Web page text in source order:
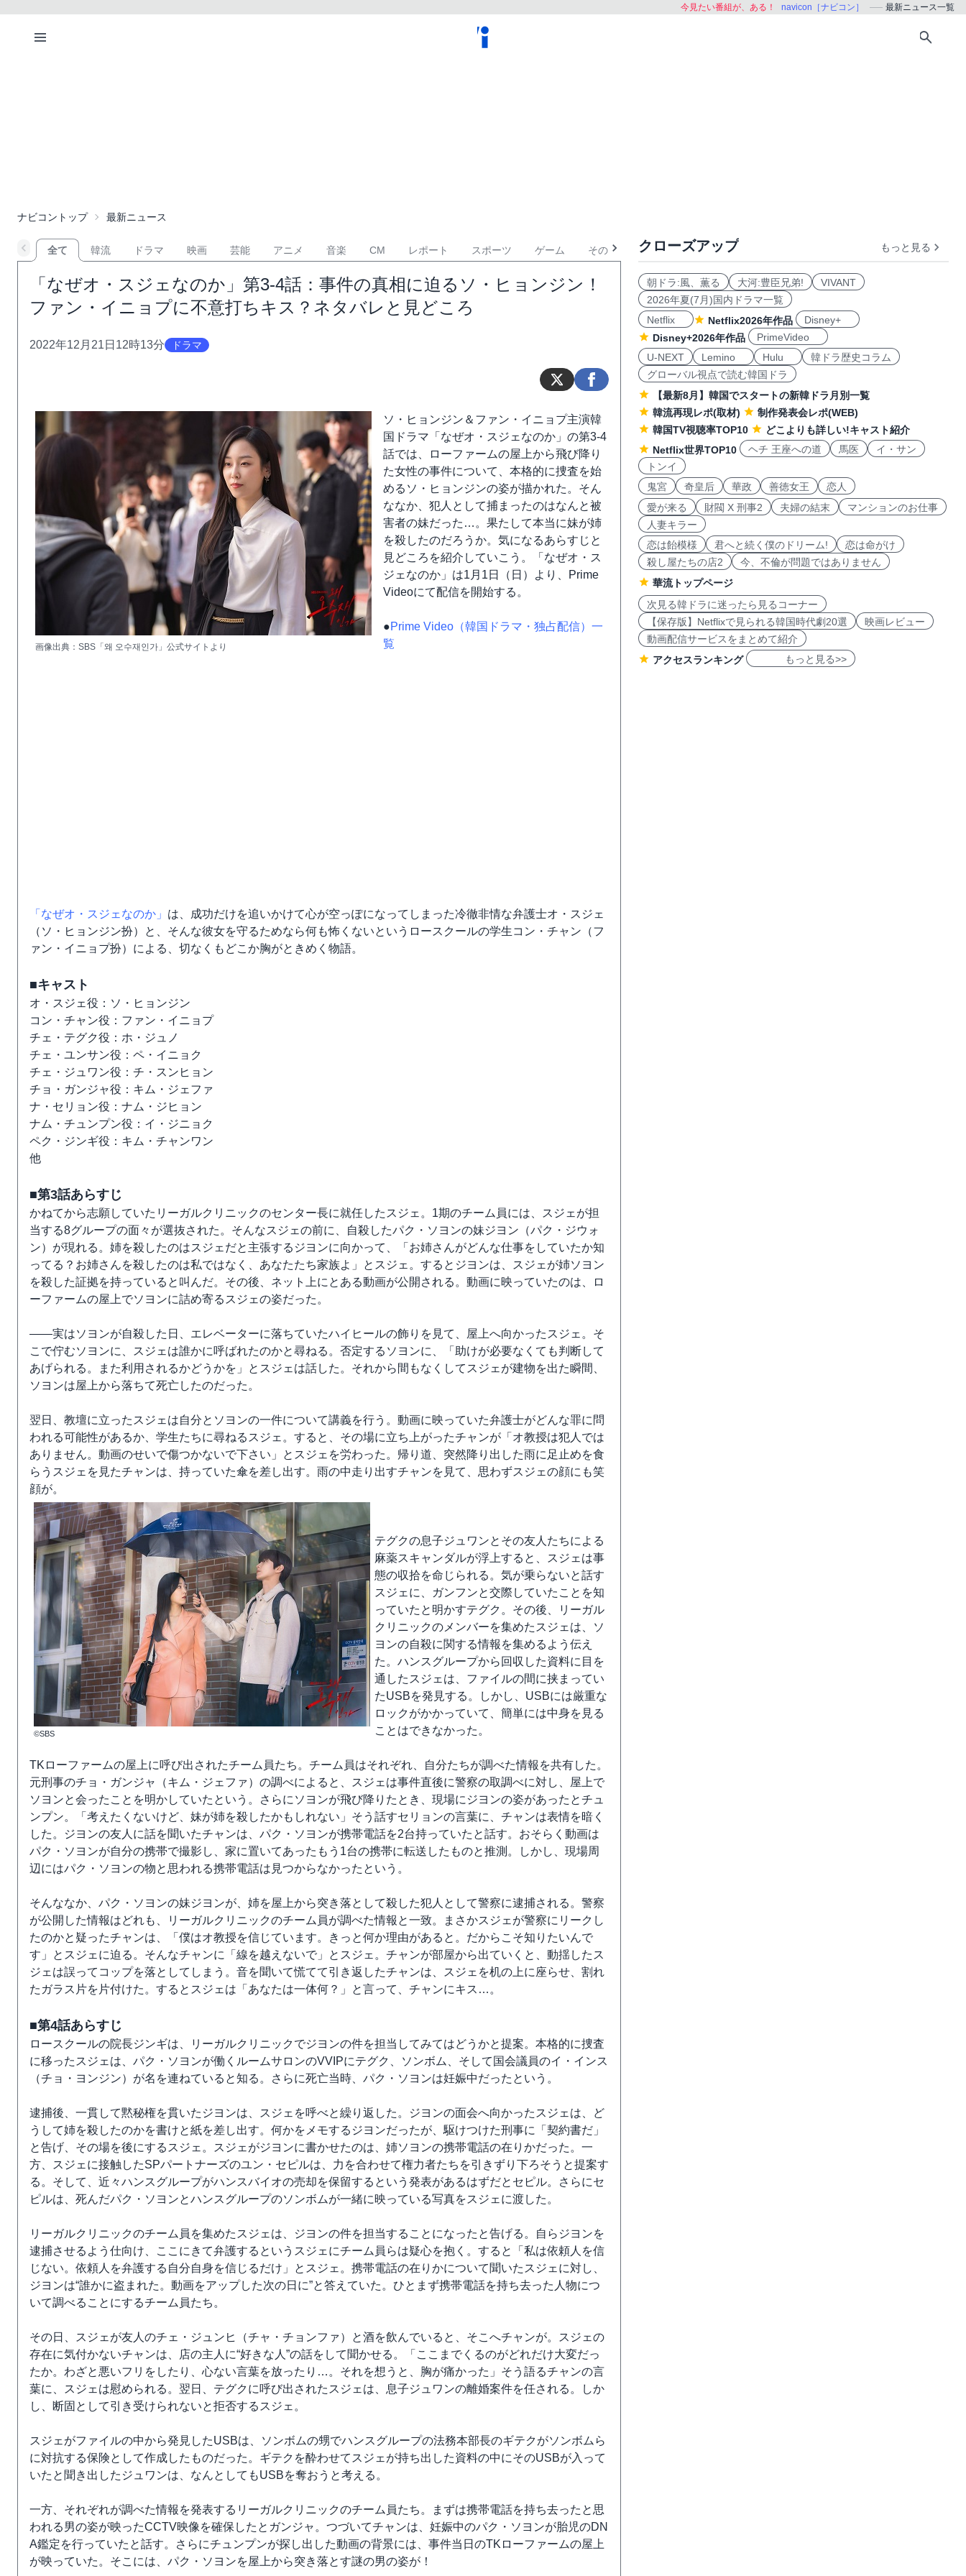
今見たい番組が、ある！ navicon［ナビコン］ 最新ニュース一覧
ナビコントップ 最新ニュース
全て 韓流 ドラマ 映画 芸能 アニメ 音楽 CM レポート スポーツ ゲーム その他
「なぜオ・スジェなのか」第3-4話：事件の真相に迫るソ・ヒョンジン！
ファン・イニョプに不意打ちキス？ネタバレと見どころ
2022年12月21日12時13分 ドラマ
画像出典：SBS「왜 오수재인가」公式サイトより
ソ・ヒョンジン＆ファン・イニョプ主演韓
国ドラマ「なぜオ・スジェなのか」の第3-4
話では、ローファームの屋上から飛び降り
た女性の事件について、本格的に捜査を始
めるソ・ヒョンジンの姿が描かれた。そん
ななか、犯人として捕まったのはなんと被
害者の妹だった…。果たして本当に妹が姉
を殺したのだろうか。気になるあらすじと
見どころを紹介していこう。「なぜオ・ス
ジェなのか」は1月1日（日）より、Prime
Videoにて配信を開始する。
●Prime Video（韓国ドラマ・独占配信）一
覧
「なぜオ・スジェなのか」 は、成功だけを追いかけて心が空っぽになってしまった冷徹非情な弁護士オ・スジェ
（ソ・ヒョンジン扮）と、そんな彼女を守るためなら何も怖くないというロースクールの学生コン・チャン（フ
ァン・イニョプ扮）による、切なくもどこか胸がときめく物語。
■キャスト
オ・スジェ役：ソ・ヒョンジン
コン・チャン役：ファン・イニョプ
チェ・テグク役：ホ・ジュノ
チェ・ユンサン役：ペ・イニョク
チェ・ジュワン役：チ・スンヒョン
チョ・ガンジャ役：キム・ジェファ
ナ・セリョン役：ナム・ジヒョン
ナム・チュンプン役：イ・ジニョク
ペク・ジンギ役：キム・チャンワン
他
■第3話あらすじ
かねてから志願していたリーガルクリニックのセンター長に就任したスジェ。1期のチーム員には、スジェが担
当する8グループの面々が選抜された。そんなスジェの前に、自殺したパク・ソヨンの妹ジヨン（パク・ジウォ
ン）が現れる。姉を殺したのはスジェだと主張するジヨンに向かって、「お姉さんがどんな仕事をしていたか知
ってる？お姉さんを殺したのは私ではなく、あなたたち家族よ」とスジェ。するとジヨンは、スジェが姉ソヨン
を殺した証拠を持っていると叫んだ。その後、ネット上にとある動画が公開される。動画に映っていたのは、ロ
ーファームの屋上でソヨンに詰め寄るスジェの姿だった。
――実はソヨンが自殺した日、エレベーターに落ちていたハイヒールの飾りを見て、屋上へ向かったスジェ。そ
こで佇むソヨンに、スジェは誰かに呼ばれたのかと尋ねる。否定するソヨンに、「助けが必要なくても判断して
あげられる。また利用されるかどうかを」とスジェは話した。それから間もなくしてスジェが建物を出た瞬間、
ソヨンは屋上から落ちて死亡したのだった。
翌日、教壇に立ったスジェは自分とソヨンの一件について講義を行う。動画に映っていた弁護士がどんな罪に問
われる可能性があるか、学生たちに尋ねるスジェ。すると、その場に立ち上がったチャンが「オ教授は犯人では
ありません。動画のせいで傷つかないで下さい」とスジェを労わった。帰り道、突然降り出した雨に足止めを食
らうスジェを見たチャンは、持っていた傘を差し出す。雨の中走り出すチャンを見て、思わずスジェの顔にも笑
顔が。
©SBS
テグクの息子ジュワンとその友人たちによる
麻薬スキャンダルが浮上すると、スジェは事
態の収拾を命じられる。気が乗らないと話す
スジェに、ガンフンと交際していたことを知
っていたと明かすテグク。その後、リーガル
クリニックのメンバーを集めたスジェは、ソ
ヨンの自殺に関する情報を集めるよう伝え
た。ハンスグループから回収した資料に目を
通したスジェは、ファイルの間に挟まってい
たUSBを発見する。しかし、USBには厳重な
ロックがかかっていて、簡単には中身を見る
ことはできなかった。
TKローファームの屋上に呼び出されたチーム員たち。チーム員はそれぞれ、自分たちが調べた情報を共有した。
元刑事のチョ・ガンジャ（キム・ジェファ）の調べによると、スジェは事件直後に警察の取調べに対し、屋上で
ソヨンと会ったことを明かしていたという。さらにソヨンが飛び降りたとき、現場にジヨンの姿があったとチュ
ンプン。「考えたくないけど、妹が姉を殺したかもしれない」そう話すセリョンの言葉に、チャンは表情を暗く
した。ジヨンの友人に話を聞いたチャンは、パク・ソヨンが携帯電話を2台持っていたと話す。おそらく動画は
パク・ソヨンが自分の携帯で撮影し、家に置いてあったもう1台の携帯に転送したものと推測。しかし、現場周
辺にはパク・ソヨンの物と思われる携帯電話は見つからなかったという。
そんななか、パク・ソヨンの妹ジヨンが、姉を屋上から突き落として殺した犯人として警察に逮捕される。警察
が公開した情報はどれも、リーガルクリニックのチーム員が調べた情報と一致。まさかスジェが警察にリークし
たのかと疑ったチャンは、「僕はオ教授を信じています。きっと何か理由があると。だからこそ知りたいんで
す」とスジェに迫る。そんなチャンに「線を越えないで」とスジェ。チャンが部屋から出ていくと、動揺したス
ジェは誤ってコップを落としてしまう。音を聞いて慌てて引き返したチャンは、スジェを机の上に座らせ、割れ
たガラス片を片付けた。するとスジェは「あなたは一体何？」と言って、チャンにキス…。
■第4話あらすじ
ロースクールの院長ジンギは、リーガルクリニックでジヨンの件を担当してみてはどうかと提案。本格的に捜査
に移ったスジェは、パク・ソヨンが働くルームサロンのVVIPにテグク、ソンボム、そして国会議員のイ・インス
（チョ・ヨンジン）が名を連ねていると知る。さらに死亡当時、パク・ソヨンは妊娠中だったという。
逮捕後、一貫して黙秘権を貫いたジヨンは、スジェを呼べと繰り返した。ジヨンの面会へ向かったスジェは、ど
うして姉を殺したのかを書けと紙を差し出す。何かをメモするジヨンだったが、駆けつけた刑事に「契約書だ」
と告げ、その場を後にするスジェ。スジェがジヨンに書かせたのは、姉ソヨンの携帯電話の在りかだった。一
方、スジェに接触したSPパートナーズのユン・セピルは、力を合わせて権力者たちを引きずり下ろそうと提案す
る。そして、近々ハンスグループがハンスバイオの売却を保留するという発表があるはずだとセピル。さらにセ
ピルは、死んだパク・ソヨンとハンスグループのソンボムが一緒に映っている写真をスジェに渡した。
リーガルクリニックのチーム員を集めたスジェは、ジヨンの件を担当することになったと告げる。自らジヨンを
逮捕させるよう仕向け、ここにきて弁護するというスジェにチーム員らは疑心を抱く。すると「私は依頼人を信
じない。依頼人を弁護する自分自身を信じるだけ」とスジェ。携帯電話の在りかについて聞いたスジェに対し、
ジヨンは“誰かに盗まれた。動画をアップした次の日に”と答えていた。ひとまず携帯電話を持ち去った人物につ
いて調べることにするチーム員たち。
その日、スジェが友人のチェ・ジュンヒ（チャ・チョンファ）と酒を飲んでいると、そこへチャンが。スジェの
存在に気付かないチャンは、店の主人に“好きな人”の話をして聞かせる。「ここまでくるのがどれだけ大変だっ
たか。わざと悪いフリをしたり、心ない言葉を放ったり…。それを想うと、胸が痛かった」そう語るチャンの言
葉に、スジェは慰められる。翌日、テグクに呼び出されたスジェは、息子ジュワンの離婚案件を任される。しか
し、断固として引き受けられないと拒否するスジェ。
スジェがファイルの中から発見したUSBは、ソンボムの甥でハンスグループの法務本部長のギテクがソンボムら
に対抗する保険として作成したものだった。ギテクを酔わせてスジェが持ち出した資料の中にそのUSBが入って
いたと聞き出したジュワンは、なんとしてもUSBを奪おうと考える。
一方、それぞれが調べた情報を発表するリーガルクリニックのチーム員たち。まずは携帯電話を持ち去ったと思
われる男の姿が映ったCCTV映像を確保したとガンジャ。つづいてチャンは、妊娠中のパク・ソヨンが胎児のDN
A鑑定を行っていたと話す。さらにチュンプンが探し出した動画の背景には、事件当日のTKローファームの屋上
が映っていた。そこには、パク・ソヨンを屋上から突き落とす謎の男の姿が！
クローズアップ もっと見る
朝ドラ:風、薫る 大河:豊臣兄弟!
VIVANT
2026年夏(7月)国内ドラマ一覧
Netflix
Netflix2026年作品
Disney+
Disney+2026年作品
PrimeVideo
U-NEXT
Lemino Hulu
韓ドラ歴史コラム
グローバル視点で読む韓国ドラ
【最新8月】韓国でスタートの新韓ドラ月別一覧
韓流再現レポ(取材)
制作発表会レポ(WEB)
韓国TV視聴率TOP10
どこよりも詳しい!キャスト紹介
Netflix世界TOP10
ヘチ 王座への道 馬医
イ・サン
トンイ
鬼宮
奇皇后 華政 善徳女王
恋人
愛が来る
財閥 X 刑事2 夫婦の結末
マンションのお仕事
人妻キラー
恋は飴模様
君へと続く僕のドリーム!
恋は命がけ
殺し屋たちの店2
今、不倫が問題ではありません
華流トップページ
次見る韓ドラに迷ったら見るコーナー
【保存版】Netflixで見られる韓国時代劇20選
映画レビュー
動画配信サービスをまとめて紹介
アクセスランキング
もっと見る>>